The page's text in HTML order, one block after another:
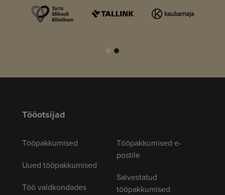
Tööotsijad
Tööpakkumised
Uued tööpakkumised
Töö valdkondades
Tööpakkumised e-
postile
Salvestatud
tööpakkumised